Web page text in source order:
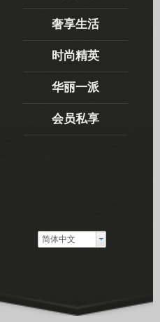
时尚精英
华丽一派
会员私享
奢享生活
时尚精英
华丽一派
会员私享
简体中文